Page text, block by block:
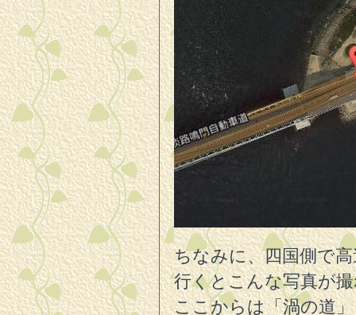
ちなみに、四国側で
行くとこんな写真が
ここからは「渦の道